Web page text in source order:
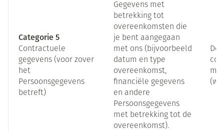
Categorie 5
Contractuele
gegevens (voor zover
het
Persoonsgegevens
betreft)
Gegevens met
betrekking tot
overeenkomsten die
je bent aangegaan
met ons (bijvoorbeeld
datum en type
overeenkomst,
financiële gegevens
en andere
Persoonsgegevens
met betrekking tot de
overeenkomst).